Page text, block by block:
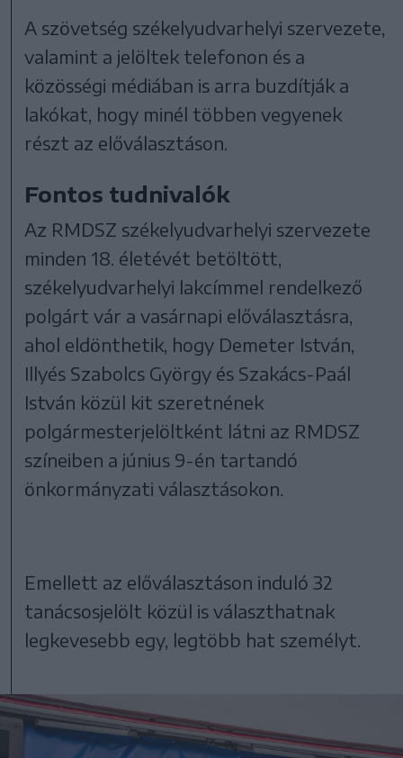
A szövetség székelyudvarhelyi szervezete,
valamint a jelöltek telefonon és a
közösségi médiában is arra buzdítják a
lakókat, hogy minél többen vegyenek
részt az előválasztáson.
Fontos tudnivalók
Az RMDSZ székelyudvarhelyi szervezete
minden 18. életévét betöltött,
székelyudvarhelyi lakcímmel rendelkező
polgárt vár a vasárnapi előválasztásra,
ahol eldönthetik, hogy Demeter István,
Illyés Szabolcs György és Szakács-Paál
István közül kit szeretnének
polgármesterjelöltként látni az RMDSZ
színeiben a június 9-én tartandó
önkormányzati választásokon.
Emellett az előválasztáson induló 32
tanácsosjelölt közül is választhatnak
legkevesebb egy, legtöbb hat személyt.